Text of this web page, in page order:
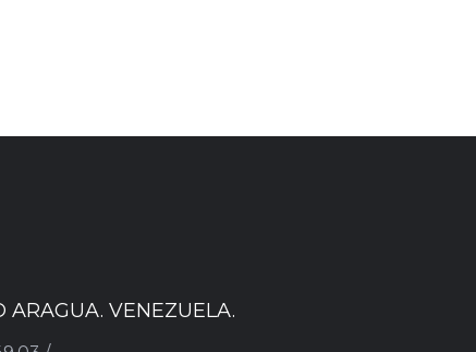
ARAGUA. VENEZUELA.